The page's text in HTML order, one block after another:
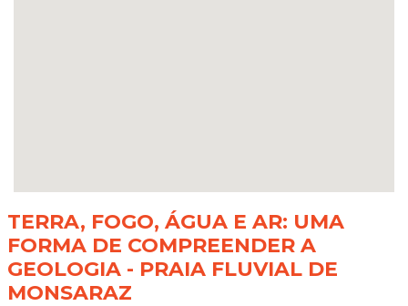
TERRA, FOGO, ÁGUA E AR: UMA
FORMA DE COMPREENDER A
GEOLOGIA - PRAIA FLUVIAL DE
MONSARAZ